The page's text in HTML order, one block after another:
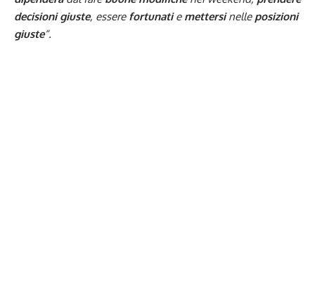
decisioni giuste, essere fortunatie mettersinelle posizioni
giuste“.